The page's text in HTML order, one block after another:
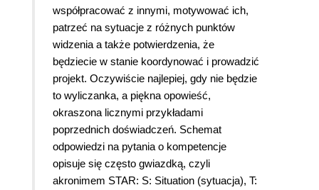
współpracować z innymi, motywować ich,
patrzeć na sytuacje z różnych punktów
widzenia a także potwierdzenia, że
będziecie w stanie koordynować i prowadzić
projekt. Oczywiście najlepiej, gdy nie będzie
to wyliczanka, a piękna opowieść,
okraszona licznymi przykładami
poprzednich doświadczeń. Schemat
odpowiedzi na pytania o kompetencje
opisuje się często gwiazdką, czyli
akronimem STAR: S: Situation (sytuacja), T: